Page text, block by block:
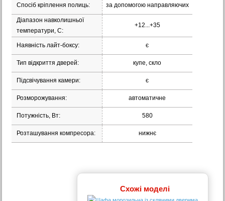
Спосіб кріплення полиць: за допомогою направляючих
Діапазон навколишньої
температури, С:
+12...+35
Наявність лайт-боксу: є
Тип відкриття дверей: купе, скло
Підсвічування камери: є
Розморожування: автоматичне
Потужність, Вт: 580
Розташування компресора: нижнє
Схожі моделі